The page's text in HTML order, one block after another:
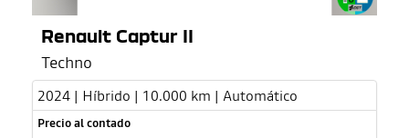
Renault Captur II
Techno
2024 | Híbrido | 10.000 km | Automático
Precio al contado